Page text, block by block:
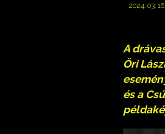
2024. 03. 16.
A
Őri
és a